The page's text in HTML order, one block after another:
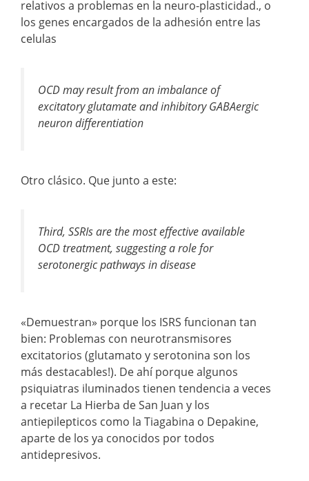
relativos a problemas en la neuro-plasticidad., o
los genes encargados de la adhesión entre las
celulas
OCD may result from an imbalance of
excitatory glutamate and inhibitory GABAergic
neuron differentiation
Otro clásico. Que junto a este:
Third, SSRIs are the most effective available
OCD treatment, suggesting a role for
serotonergic pathways in disease
«Demuestran» porque los ISRS funcionan tan
bien: Problemas con neurotransmisores
excitatorios (glutamato y serotonina son los
más destacables!). De ahí porque algunos
psiquiatras iluminados tienen tendencia a veces
a recetar La Hierba de San Juan y los
antiepilepticos como la Tiagabina o Depakine,
aparte de los ya conocidos por todos
antidepresivos.